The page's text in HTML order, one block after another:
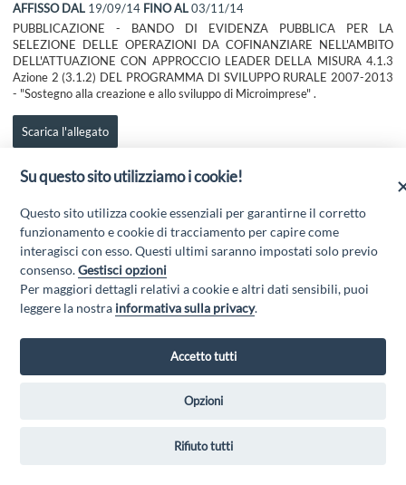
AFFISSO DAL 19/09/14 FINO AL03/11/14
PUBBLICAZIONE - BANDO DI EVIDENZA PUBBLICA PER LA
SELEZIONE DELLE OPERAZIONI DA COFINANZIARE NELL'AMBITO
DELL'ATTUAZIONE CON APPROCCIO LEADER DELLA MISURA 4.1.3
Azione 2 (3.1.2) DEL PROGRAMMA DI SVILUPPO RURALE 2007-2013
- "Sostegno alla creazione e allo sviluppo di Microimprese" .
Scarica l'allegato
- Email:info@galgransassovelino.it- PEC:galgransassovelino@pec.it
Privacy Policy
Su questo sito utilizziamo i cookie!
Questo sito utilizza cookie essenziali per garantirne il corretto
funzionamento e cookie di tracciamento per capire come
interagisci con esso. Questi ultimi saranno impostati solo previo
consenso.Gestisci opzioni
Per maggiori dettagli relativi a cookie e altri dati sensibili, puoi
leggere la nostra informativa sulla privacy.
Accetto tutti
Opzioni
Rifiuto tutti